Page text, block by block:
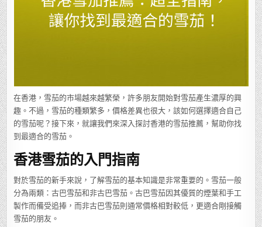
找
到
最
適
在香港，雪茄的市場越來越繁榮，許多朋友開始對雪茄產生濃厚的興
趣。不過，雪茄的種類繁多，價格差異也很大，該如何選擇適合自己
的雪茄呢？接下來，就讓我們來深入探討香港的雪茄推薦，幫助你找
到最適合的雪茄。
香港雪茄的入門指南
對於雪茄的新手來說，了解雪茄的基本知識是非常重要的。雪茄一般
分為兩類：古巴雪茄和非古巴雪茄。古巴雪茄因其優質的煙葉和手工
製作而備受追捧，而非古巴雪茄則通常價格相對較低，更適合剛接觸
雪茄的朋友。